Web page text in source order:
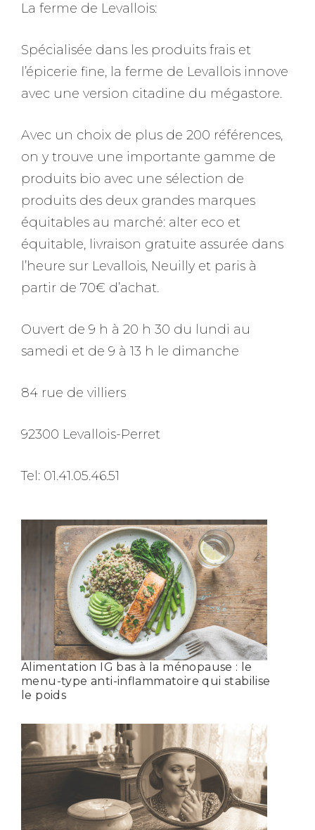
La ferme de Levallois:
Spécialisée dans les produits frais et
l’épicerie fine, la ferme de Levallois innove
avec une version citadine du mégastore.
Avec un choix de plus de 200 références,
on y trouve une importante gamme de
produits bio avec une sélection de
produits des deux grandes marques
équitables au marché: alter eco et
équitable, livraison gratuite assurée dans
l’heure sur Levallois, Neuilly et paris à
partir de 70€ d’achat.
Ouvert de 9 h à 20 h 30 du lundi au
samedi et de 9 à 13 h le dimanche
84 rue de villiers
92300 Levallois-Perret
Tel: 01.41.05.46.51
Alimentation IG bas à la ménopause : le
menu-type anti-inflammatoire qui stabilise
le poids